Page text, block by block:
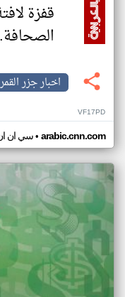
قفزة
اخبار جزر القمر
VF17PD
سي ان• arabic.cnn.com